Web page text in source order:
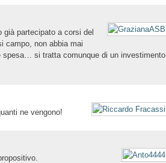
già partecipato a corsi del
campo, non abbia mai
spesa… si tratta comunque di un investimento
ne vengono!